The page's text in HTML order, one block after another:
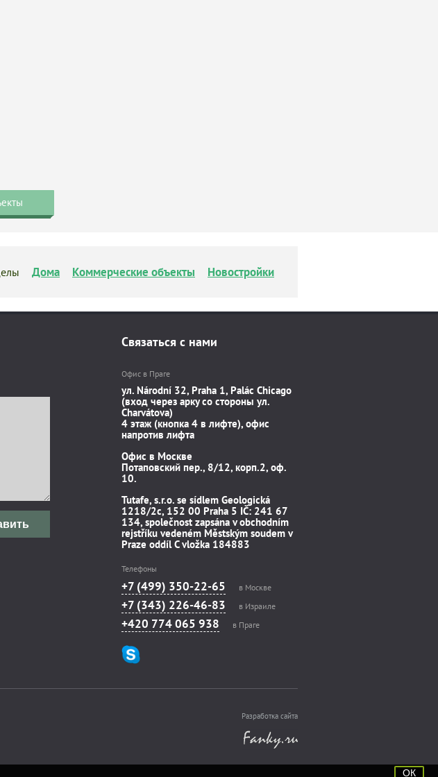
Дома Коммерческие объекты Новостройки
Связаться с нами
Офис в Праге
ул. Národní 32, Praha 1, Palác Chicago
(вход через арку со стороны ул.
Charvátova)
4 этаж (кнопка 4 в лифте), офис
напротив лифта
Офис в Москве
Потаповский пер., 8/12, корп.2, оф.
10.
Tutafe, s.r.o. se sídlem Geologická
1218/2c, 152 00 Praha 5 IČ: 241 67
134, společnost zapsána v obchodním
rejstříku vedeném Městským soudem v
Praze oddíl C vložka 184883
Телефоны
+7 (499) 350-22-65 в Москве
+7 (343) 226-46-83 в Израиле
+420 774 065 938 в Праге
Разработка сайта
ОК